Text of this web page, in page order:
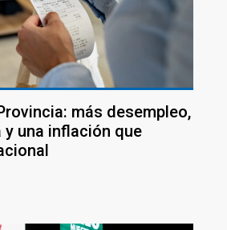
más desempleo,
una inflación que